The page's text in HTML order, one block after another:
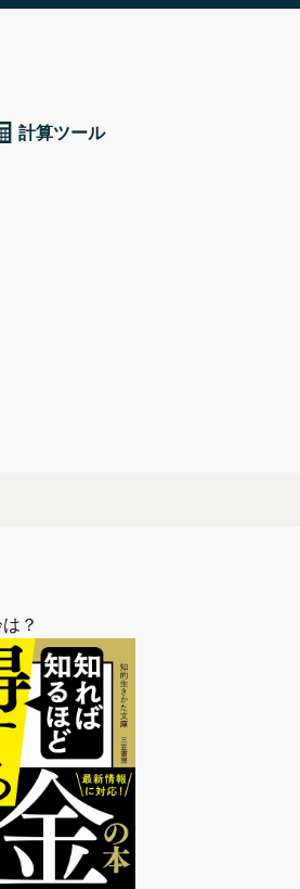
計算ツール
？